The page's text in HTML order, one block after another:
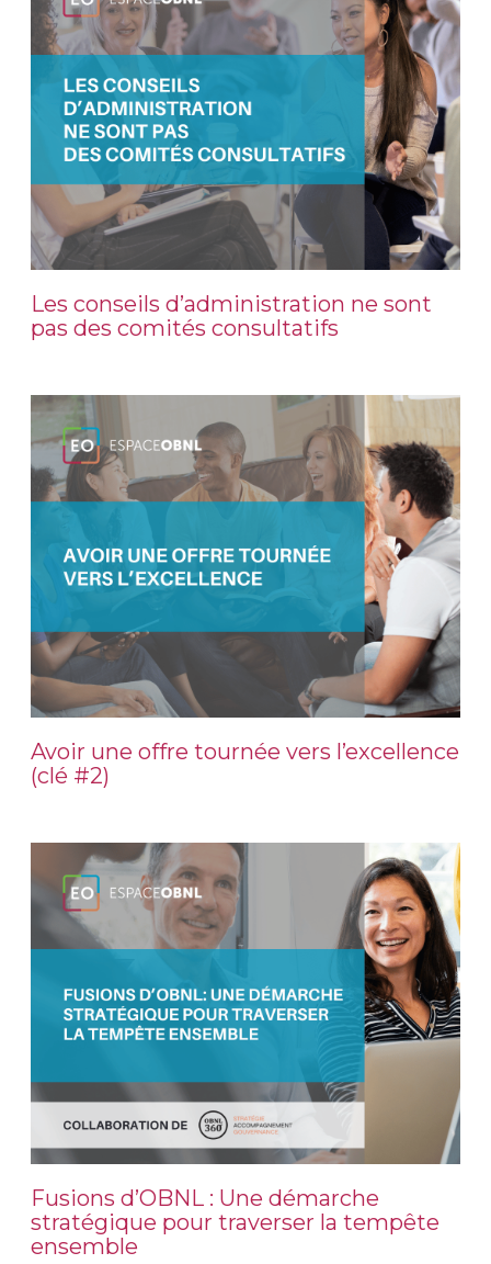
Les conseils d’administration ne sont
pas des comités consultatifs
Avoir une offre tournée vers l’excellence
(clé #2)
Fusions d’OBNL : Une démarche
stratégique pour traverser la tempête
ensemble